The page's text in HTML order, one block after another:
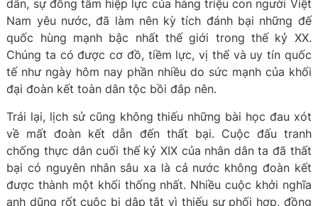
dân, sự đồng tâm hiệp lực của hàng triệu con người Việt
Nam yêu nước, đã làm nên kỳ tích đánh bại những đế
quốc hùng mạnh bậc nhất thế giới trong thế kỷ XX.
Chúng ta có được cơ đồ, tiềm lực, vị thế và uy tín quốc
tế như ngày hôm nay phần nhiều do sức mạnh của khối
đại đoàn kết toàn dân tộc bồi đắp nên.
Trái lại, lịch sử cũng không thiếu những bài học đau xót
về mất đoàn kết dẫn đến thất bại. Cuộc đấu tranh
chống thực dân cuối thế kỷ XIX của nhân dân ta đã thất
bại có nguyên nhân sâu xa là cả nước không đoàn kết
được thành một khối thống nhất. Nhiều cuộc khởi nghĩa
anh dũng rốt cuộc bị dập tắt vì thiếu sự phối hợp, đồng